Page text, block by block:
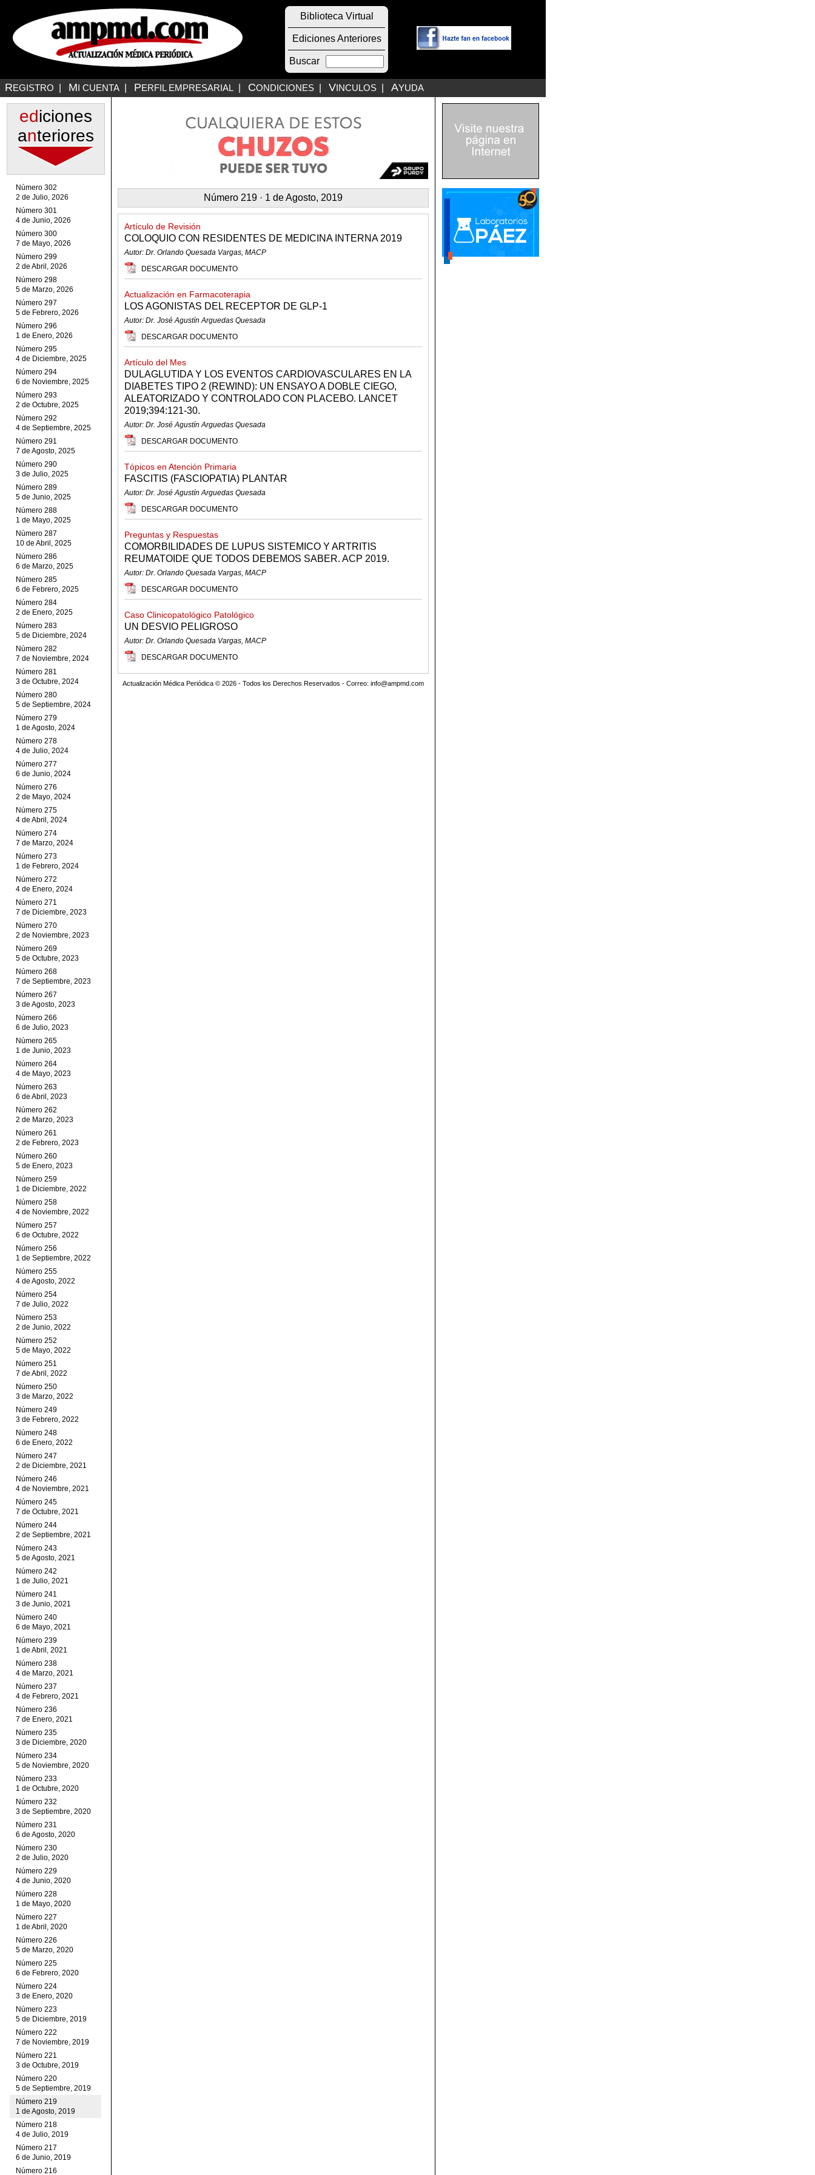
Biblioteca Virtual
Ediciones Anteriores
Buscar
REGISTRO MI CUENTA PERFIL EMPRESARIAL CONDICIONES VINCULOS AYUDA
ediciones
anteriores
Número 302
2 de Julio, 2026
Número 301
4 de Junio, 2026
Número 300
7 de Mayo, 2026
Número 299
2 de Abril, 2026
Número 298
5 de Marzo, 2026
Número 297
5 de Febrero, 2026
Número 296
1 de Enero, 2026
Número 295
4 de Diciembre, 2025
Número 294
6 de Noviembre, 2025
Número 293
2 de Octubre, 2025
Número 292
4 de Septiembre, 2025
Número 291
7 de Agosto, 2025
Número 290
3 de Julio, 2025
Número 289
5 de Junio, 2025
Número 288
1 de Mayo, 2025
Número 287
10 de Abril, 2025
Número 286
6 de Marzo, 2025
Número 285
6 de Febrero, 2025
Número 284
2 de Enero, 2025
Número 283
5 de Diciembre, 2024
Número 282
7 de Noviembre, 2024
Número 281
3 de Octubre, 2024
Número 280
5 de Septiembre, 2024
Número 279
1 de Agosto, 2024
Número 278
4 de Julio, 2024
Número 277
6 de Junio, 2024
Número 276
2 de Mayo, 2024
Número 275
4 de Abril, 2024
Número 274
7 de Marzo, 2024
Número 273
1 de Febrero, 2024
Número 272
4 de Enero, 2024
Número 271
7 de Diciembre, 2023
Número 270
2 de Noviembre, 2023
Número 269
5 de Octubre, 2023
Número 268
7 de Septiembre, 2023
Número 267
3 de Agosto, 2023
Número 266
6 de Julio, 2023
Número 265
1 de Junio, 2023
Número 264
4 de Mayo, 2023
Número 263
6 de Abril, 2023
Número 262
2 de Marzo, 2023
Número 261
2 de Febrero, 2023
Número 260
5 de Enero, 2023
Número 259
1 de Diciembre, 2022
Número 258
4 de Noviembre, 2022
Número 257
6 de Octubre, 2022
Número 256
1 de Septiembre, 2022
Número 255
4 de Agosto, 2022
Número 254
7 de Julio, 2022
Número 253
2 de Junio, 2022
Número 252
5 de Mayo, 2022
Número 251
7 de Abril, 2022
Número 250
3 de Marzo, 2022
Número 249
3 de Febrero, 2022
Número 248
6 de Enero, 2022
Número 247
2 de Diciembre, 2021
Número 246
4 de Noviembre, 2021
Número 245
7 de Octubre, 2021
Número 244
2 de Septiembre, 2021
Número 243
5 de Agosto, 2021
Número 242
1 de Julio, 2021
Número 241
3 de Junio, 2021
Número 240
6 de Mayo, 2021
Número 239
1 de Abril, 2021
Número 238
4 de Marzo, 2021
Número 237
4 de Febrero, 2021
Número 236
7 de Enero, 2021
Número 235
3 de Diciembre, 2020
Número 234
5 de Noviembre, 2020
Número 233
1 de Octubre, 2020
Número 232
3 de Septiembre, 2020
Número 231
6 de Agosto, 2020
Número 230
2 de Julio, 2020
Número 229
4 de Junio, 2020
Número 228
1 de Mayo, 2020
Número 227
1 de Abril, 2020
Número 226
5 de Marzo, 2020
Número 225
6 de Febrero, 2020
Número 224
3 de Enero, 2020
Número 223
5 de Diciembre, 2019
Número 222
7 de Noviembre, 2019
Número 221
3 de Octubre, 2019
Número 220
5 de Septiembre, 2019
Número 219
1 de Agosto, 2019
Número 218
4 de Julio, 2019
Número 217
6 de Junio, 2019
Número 216
Número 219 · 1 de Agosto, 2019
Artículo de Revisión
COLOQUIO CON RESIDENTES DE MEDICINA INTERNA 2019
Autor: Dr. Orlando Quesada Vargas, MACP
DESCARGAR DOCUMENTO
Actualización en Farmacoterapia
LOS AGONISTAS DEL RECEPTOR DE GLP-1
Autor: Dr. José Agustín Arguedas Quesada
DESCARGAR DOCUMENTO
Artículo del Mes
DULAGLUTIDA Y LOS EVENTOS CARDIOVASCULARES EN LA
DIABETES TIPO 2 (REWIND): UN ENSAYO A DOBLE CIEGO,
ALEATORIZADO Y CONTROLADO CON PLACEBO. LANCET
2019;394:121-30.
Autor: Dr. José Agustín Arguedas Quesada
DESCARGAR DOCUMENTO
Tópicos en Atención Primaria
FASCITIS (FASCIOPATIA) PLANTAR
Autor: Dr. José Agustín Arguedas Quesada
DESCARGAR DOCUMENTO
Preguntas y Respuestas
COMORBILIDADES DE LUPUS SISTEMICO Y ARTRITIS
REUMATOIDE QUE TODOS DEBEMOS SABER. ACP 2019.
Autor: Dr. Orlando Quesada Vargas, MACP
DESCARGAR DOCUMENTO
Caso Clinicopatológico Patológico
UN DESVIO PELIGROSO
Autor: Dr. Orlando Quesada Vargas, MACP
DESCARGAR DOCUMENTO
Actualización Médica Periódica © 2026 - Todos los Derechos Reservados - Correo: info@ampmd.com